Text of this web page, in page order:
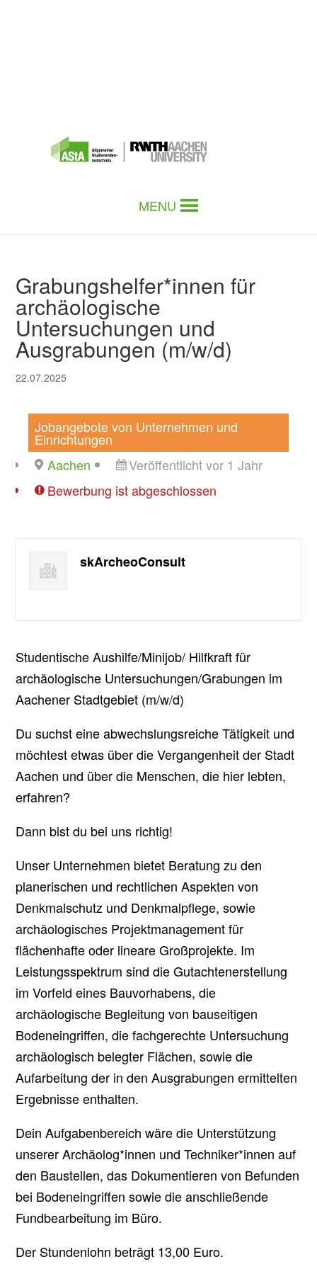
MENU
Grabungshelfer*innen für
archäologische
Untersuchungen und
Ausgrabungen (m/w/d)
22.07.2025
Jobangebote von Unternehmen und
Einrichtungen
Aachen
Veröffentlicht vor 1 Jahr
Bewerbung ist abgeschlossen
skArcheoConsult
Studentische Aushilfe/Minijob/ Hilfkraft für
archäologische Untersuchungen/Grabungen im
Aachener Stadtgebiet (m/w/d)
Du suchst eine abwechslungsreiche Tätigkeit und
möchtest etwas über die Vergangenheit der Stadt
Aachen und über die Menschen, die hier lebten,
erfahren?
Dann bist du bei uns richtig!
Unser Unternehmen bietet Beratung zu den
planerischen und rechtlichen Aspekten von
Denkmalschutz und Denkmalpflege, sowie
archäologisches Projektmanagement für
flächenhafte oder lineare Großprojekte. Im
Leistungsspektrum sind die Gutachtenerstellung
im Vorfeld eines Bauvorhabens, die
archäologische Begleitung von bauseitigen
Bodeneingriffen, die fachgerechte Untersuchung
archäologisch belegter Flächen, sowie die
Aufarbeitung der in den Ausgrabungen ermittelten
Ergebnisse enthalten.
Dein Aufgabenbereich wäre die Unterstützung
unserer Archäolog*innen und Techniker*innen auf
den Baustellen, das Dokumentieren von Befunden
bei Bodeneingriffen sowie die anschließende
Fundbearbeitung im Büro.
Der Stundenlohn beträgt 13,00 Euro.